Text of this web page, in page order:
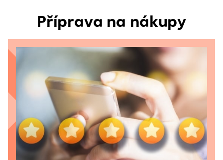
Příprava na nákupy